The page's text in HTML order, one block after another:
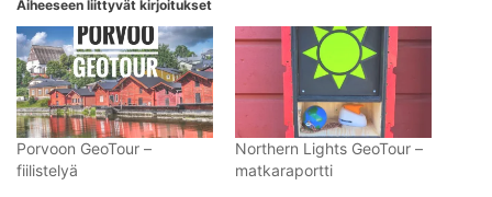
Aiheeseen liittyvät kirjoitukset
Porvoon GeoTour –
fiilistelyä
Northern Lights GeoTour –
matkaraportti